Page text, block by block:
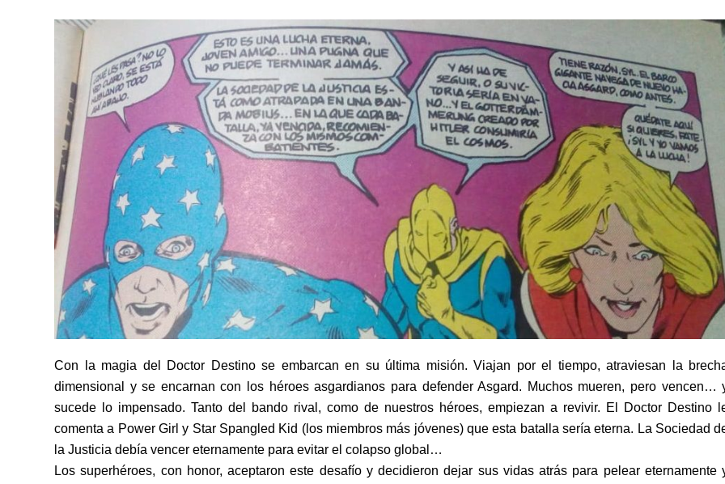
Con la magia del Doctor Destino se embarcan en su última misión. Viajan por el tiempo, atraviesan la
dimensional y se encarnan con los héroes asgardianos para defender Asgard. Muchos mueren, pero vencen…
sucede lo impensado. Tanto del bando rival, como de nuestros héroes, empiezan a revivir. El Doctor Destino
comenta a Power Girl y Star Spangled Kid (los miembros más jóvenes) que esta batalla sería eterna. La Sociedad
la Justicia debía vencer eternamente para evitar el colapso global…
Los superhéroes, con honor, aceptaron este desafío y decidieron dejar sus vidas atrás para pelear eternamente